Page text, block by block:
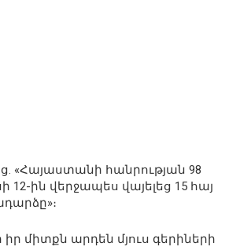
«Հայաստանի հանրության 98
12-ին վերջապես վայելեց 15 հայ
միտքն արդեն մյուս գերիների